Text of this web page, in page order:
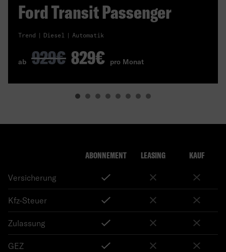
Ford Transit Passenger
Trend Diesel Automatik
ab 929€ 829€ pro Monat
ABONNEMENT LEASING KAUF
Versicherung
Kfz-Steuer
Zulassung
GEZ